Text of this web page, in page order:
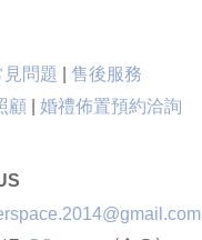
見問題 售後服務
顧 婚禮佈置預約洽詢